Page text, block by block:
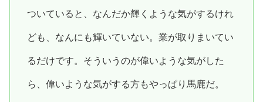
ついていると、なんだか輝くような気がするけれ
ども、なんにも輝いていない。業が取りまいてい
るだけです。そういうのが偉いような気がした
ら、偉いような気がする方もやっぱり馬鹿だ。